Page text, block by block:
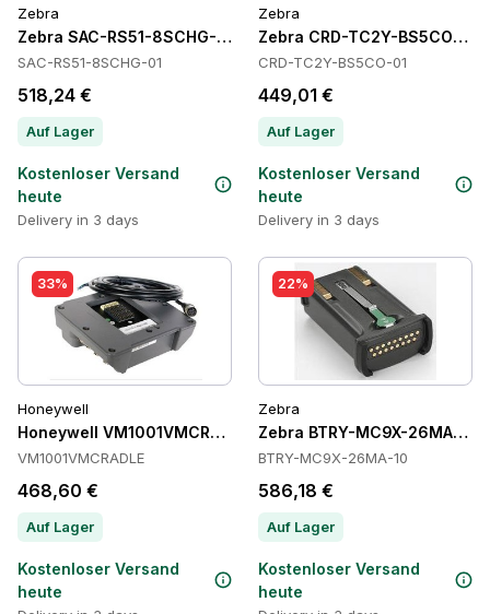
Zebra
Zebra SAC-RS51-8SCHG-01 Batteries
SAC-RS51-8SCHG-01
518,24 €
Auf Lager
Kostenloser Versand
heute
Delivery in 3 days
Zebra
Zebra CRD-TC2Y-BS5CO-01
CRD-TC2Y-BS5CO-01
449,01 €
Auf Lager
Kostenloser Versand
heute
Delivery in 3 days
33%
Honeywell
Honeywell VM1001VMCRADLE Cradles
VM1001VMCRADLE
468,60 €
Auf Lager
Kostenloser Versand
heute
22%
Zebra
Zebra BTRY-MC9X-26MA-10
BTRY-MC9X-26MA-10
586,18 €
Auf Lager
Kostenloser Versand
heute